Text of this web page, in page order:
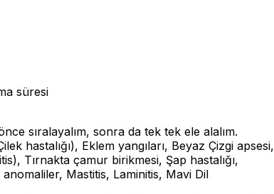
süresi
sıralayalım, sonra da tek tek ele alalım.
hastalığı), Eklem yangıları, Beyaz Çizgi apsesi,
Tırnakta çamur birikmesi, Şap hastalığı,
anomaliler, Mastitis, Laminitis, Mavi Dil